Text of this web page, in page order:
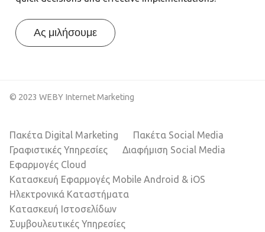
Ας μιλήσουμε
© 2023 WEBY Internet Marketing
Πακέτα Digital Marketing
Πακέτα Social Media
Γραφιστικές Υπηρεσίες
Διαφήμιση Social Media
Εφαρμογές Cloud
Κατασκευή Εφαρμογές Mobile Android & iOS
Ηλεκτρονικά Καταστήματα
Κατασκευή Ιστοσελίδων
Συμβουλευτικές Υπηρεσίες